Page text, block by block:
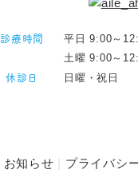
診療時間
平日 9:00～
土曜 9:00～
休診日 日曜・祝日
お知らせ プライバシ